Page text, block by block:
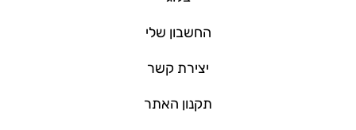
החשבון שלי
יצירת קשר
תקנון האתר